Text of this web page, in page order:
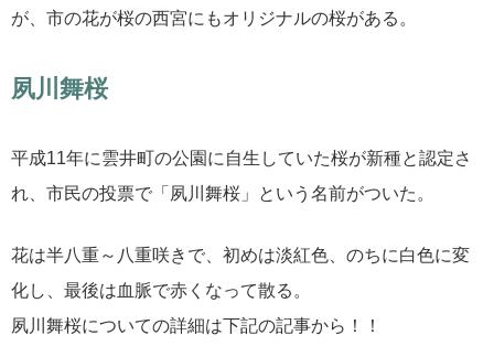
が、市の花が桜の西宮にもオリジナルの桜がある。
夙川舞桜
平成11年に雲井町の公園に自生していた桜が新種と認定さ
れ、市民の投票で「夙川舞桜」という名前がついた。
花は半八重～八重咲きで、初めは淡紅色、のちに白色に変
化し、最後は血脈で赤くなって散る。
夙川舞桜についての詳細は下記の記事から！！